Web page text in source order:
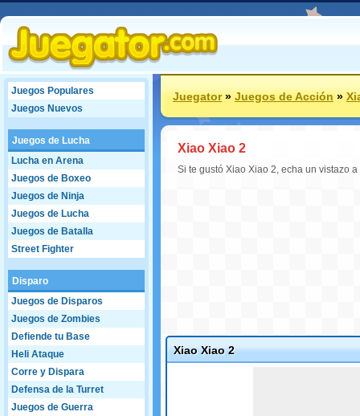
Juegos Populares
Juegos Nuevos
Juegos de Lucha
Lucha en Arena
Juegos de Boxeo
Juegos de Ninja
Juegos de Lucha
Juegos de Batalla
Street Fighter
Disparo
Juegos de Disparos
Juegos de Zombies
Defiende tu Base
Heli Ataque
Corre y Dispara
Defensa de la Turret
Juegos de Guerra
Juegator»Juegos de Acción»
Xiao Xiao 2
Si te gustó Xiao Xiao 2, echa un vistazo
Xiao Xiao 2